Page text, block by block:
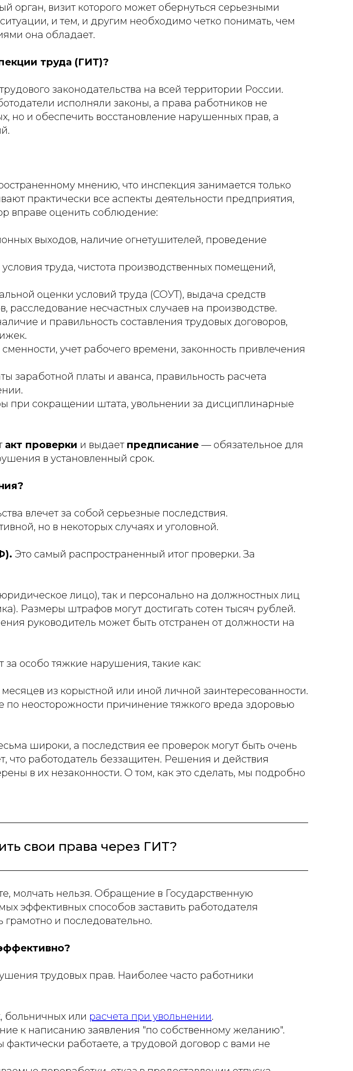
орган, визит которого может обернуться серьезными
и тем, и другим необходимо четко понимать, чем
она обладает.
труда (ГИТ)?
законодательства на всей территории России.
исполняли законы, а права работников не
но и обеспечить восстановление нарушенных прав, а
мнению, что инспекция занимается только
практически все аспекты деятельности предприятия,
вправе оценить соблюдение:
выходов, наличие огнетушителей, проведение
условия труда, чистота производственных помещений,
оценки условий труда (СОУТ), выдача средств
несчастных случаев на производстве.
и правильность составления трудовых договоров,
учет рабочего времени, законность привлечения
заработной платы и аванса, правильность расчета
при сокращении штата, увольнении за дисциплинарные
акт проверки и выдает предписание — обязательное для
в установленный срок.
влечет за собой серьезные последствия.
но в некоторых случаях и уголовной.
Это самый распространенный итог проверки. За
лицо), так и персонально на должностных лиц
Размеры штрафов могут достигать сотен тысяч рублей.
руководитель может быть отстранен от должности на
за особо тяжкие нарушения, такие как:
из корыстной или иной личной заинтересованности.
неосторожности причинение тяжкого вреда здоровью
широки, а последствия ее проверок могут быть очень
что работодатель беззащитен. Решения и действия
в их незаконности. О том, как это сделать, мы подробно
свои права через ГИТ?
молчать нельзя. Обращение в Государственную
эффективных способов заставить работодателя
и последовательно.
трудовых прав. Наиболее часто работники
больничных или расчета при увольнении.
к написанию заявления "по собственному желанию".
фактически работаете, а трудовой договор с вами не